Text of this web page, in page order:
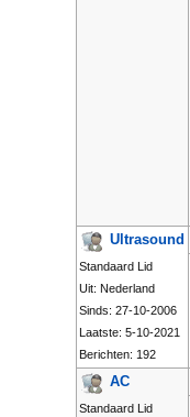
Ultrasound
Standaard Lid
Uit: Nederland
Sinds: 27-10-2006
Laatste: 5-10-2021
Berichten: 192
AC
Standaard Lid